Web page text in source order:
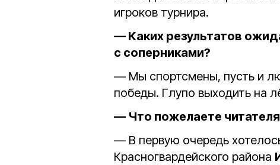
игроков турнира.
— Каких результатов
с соперниками?
— Мы спортсмены, пусть и
победы. Глупо выходить на
— Что пожелаете
— В первую очередь
Красногвардейского района